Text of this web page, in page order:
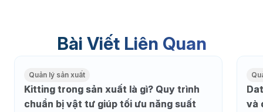
Bài Viết Liên Quan
Quản lý sản xuất
Kitting trong sản xuất là gì? Quy trình
chuẩn bị vật tư giúp tối ưu năng suất
và